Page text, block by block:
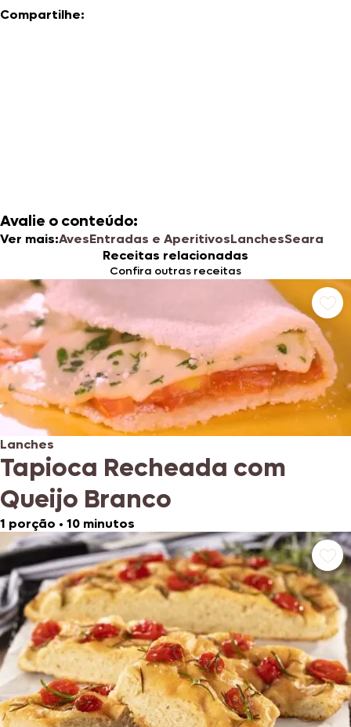
Compartilhe:
Avalie o conteúdo:
Ver mais:AvesEntradas e AperitivosLanchesSeara
Receitas relacionadas
Confira outras receitas
Lanches
Tapioca Recheada com
Queijo Branco
1 porção • 10 minutos